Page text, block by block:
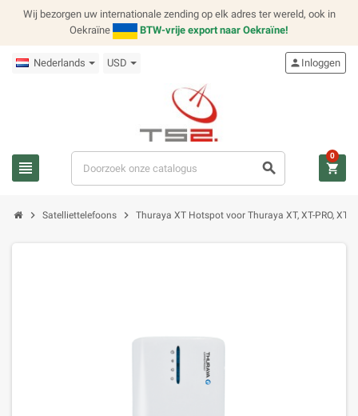
Wij bezorgen uw internationale zending op elk adres ter wereld, ook in
Oekraïne
BTW-vrije export naar Oekraïne!
Nederlands USD
view_headline search
person Inloggen
shopping_cart
0
chevron_right Satelliettelefoons chevron_right Thuraya XT Hotspot voor Thuraya XT, XT-PRO, XT-